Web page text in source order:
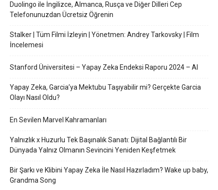
Duolingo ile İngilizce, Almanca, Rusça ve Diğer Dilleri Cep
Telefonunuzdan Ücretsiz Öğrenin
Stalker | Tüm Filmi İzleyin | Yönetmen: Andrey Tarkovsky | Film
İncelemesi
Stanford Üniversitesi – Yapay Zeka Endeksi Raporu 2024 – AI
Yapay Zeka, Garcia’ya Mektubu Taşıyabilir mi? Gerçekte Garcia
Olayı Nasıl Oldu?
En Sevilen Marvel Kahramanları
Yalnızlık x Huzurlu Tek Başınalık Sanatı: Dijital Bağlantılı Bir
Dünyada Yalnız Olmanın Sevincini Yeniden Keşfetmek
Bir Şarkı ve Klibini Yapay Zeka İle Nasıl Hazırladım? Wake up baby,
Grandma Song